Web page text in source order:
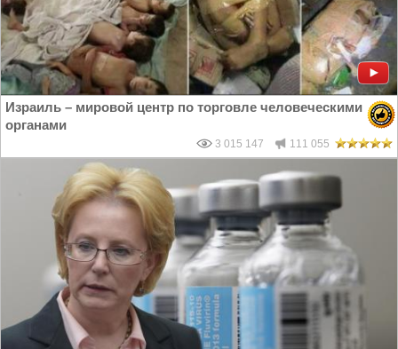
Израиль – мировой центр по торговле человеческими
органами
3 015 147 111 055